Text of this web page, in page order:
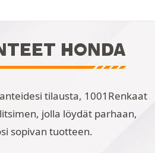
HONDA
tilausta, 1001Renkaat
jolla löydät parhaan,
sopivan tuotteen.